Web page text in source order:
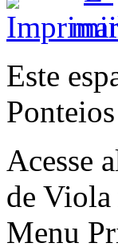
Este
Acesse
de
Menu